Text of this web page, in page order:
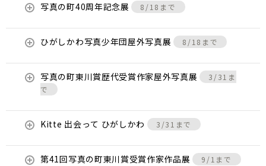
写真の町40周年記念展 8/18まで
ひがしかわ写真少年団屋外写真展 8/18まで
写真の町東川賞歴代受賞作家屋外写真展
3/31ま
で
Kitte 出会って ひがしかわ 3/31まで
第41回写真の町東川賞受賞作家作品展 9/1まで